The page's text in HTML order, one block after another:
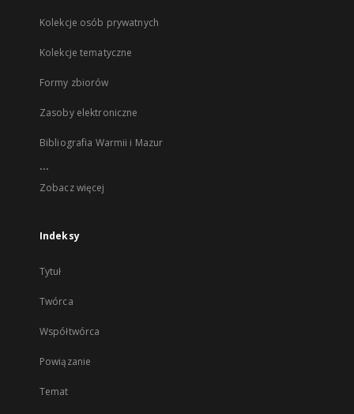
Kolekcje osób prywatnych
Kolekcje tematyczne
Formy zbiorów
Zasoby elektroniczne
Bibliografia Warmii i Mazur
...
Zobacz więcej
Indeksy
Tytuł
Twórca
Współtwórca
Powiązanie
Temat